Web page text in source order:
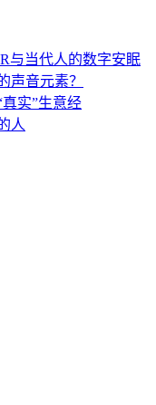
与当代人的数字安眠
声音元素？
实”生意经
人